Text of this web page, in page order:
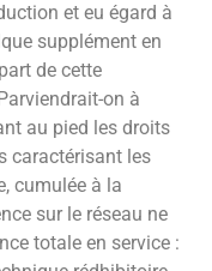
et eu égard à
supplément en
de cette
on à
au pied les droits
caractérisant les
cumulée à la
sur le réseau ne
totale en service :